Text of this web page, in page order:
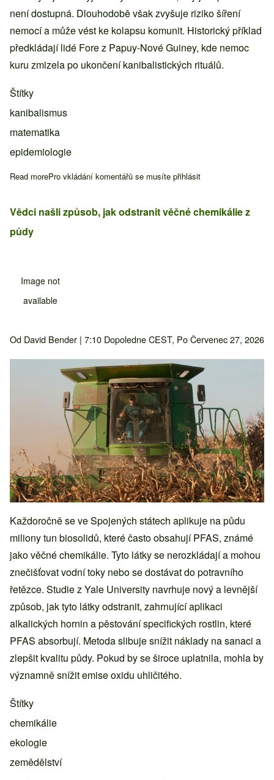
není dostupná. Dlouhodobě však zvyšuje riziko šíření
nemocí a může vést ke kolapsu komunit. Historický příklad
předkládají lidé Fore z Papuy-Nové Guiney, kde nemoc
kuru zmizela po ukončení kanibalistických rituálů.
Štítky
kanibalismus
matematika
epidemiologie
Read moreabout Matematika vysvětluje opakovaný výskyt kanibalismu u
Pro vkládání komentářů se musíte přihlásit
Vědci našli způsob, jak odstranit věčné chemikálie z
půdy
Image not
available
Od David Bender | 7:10 Dopoledne CEST, Po Červenec 27, 2026
Každoročně se ve Spojených státech aplikuje na půdu
miliony tun biosolidů, které často obsahují PFAS, známé
jako věčné chemikálie. Tyto látky se nerozkládají a mohou
znečišťovat vodní toky nebo se dostávat do potravního
řetězce. Studie z Yale University navrhuje nový a levnější
způsob, jak tyto látky odstranit, zahrnující aplikaci
alkalických hornin a pěstování specifických rostlin, které
PFAS absorbují. Metoda slibuje snížit náklady na sanaci a
zlepšit kvalitu půdy. Pokud by se široce uplatnila, mohla by
významně snížit emise oxidu uhličitého.
Štítky
chemikálie
ekologie
zemědělství